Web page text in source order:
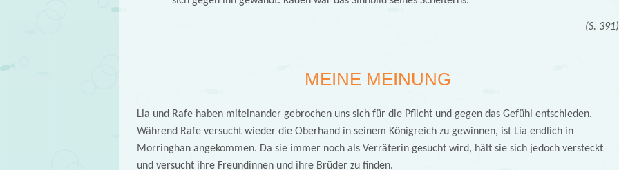
(S. 391)
MEINE MEINUNG
Lia und Rafe haben miteinander gebrochen uns sich für die Pflicht und gegen das Gefühl entschieden.
Während Rafe versucht wieder die Oberhand in seinem Königreich zu gewinnen, ist Lia endlich in
Morringhan angekommen. Da sie immer noch als Verräterin gesucht wird, hält sie sich jedoch versteckt
und versucht ihre Freundinnen und ihre Brüder zu finden.